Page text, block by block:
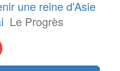
une reine d'Asie
Le Progrès